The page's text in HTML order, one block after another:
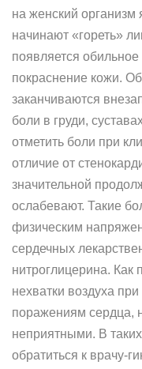
на женский
начинают «гореть»
появляется
покраснение кожи.
заканчиваются
боли в груди,
отметить боли при
отличие от
значительной
ослабевают. Такие
физическим
сердечных
нитроглицерина. Как
нехватки воздуха
поражениям сердца,
неприятными. В
обратиться к врачу-